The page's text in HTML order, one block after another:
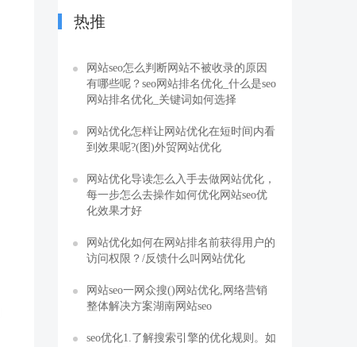
热推
网站seo怎么判断网站不被收录的原因
有哪些呢？seo网站排名优化_什么是seo
网站排名优化_关键词如何选择
网站优化怎样让网站优化在短时间内看
到效果呢?(图)外贸网站优化
网站优化导读怎么入手去做网站优化，
每一步怎么去操作如何优化网站seo优
化效果才好
网站优化如何在网站排名前获得用户的
访问权限？/反馈什么叫网站优化
网站seo一网众搜()网站优化,网络营销
整体解决方案湖南网站seo
seo优化1.了解搜索引擎的优化规则。如